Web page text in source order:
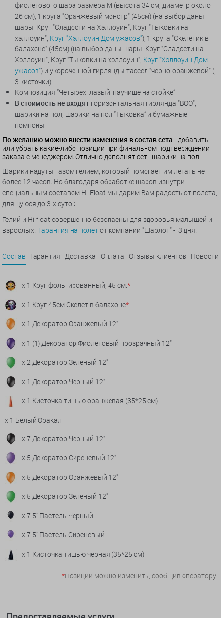
фиолетового шара размера M (высота 34 см, диаметр около
26 см), 1 круга "Оранжевый монстр" (45см) (на выбор даны
шары Круг "Сладости на Хэллоуин", Круг "Тыковки на
хэллоуин", Круг "Хэллоуин Дом ужасов"), 1 круга "Скелетик в
балахоне" (45см) (на выбор даны шары Круг "Сладости на
Хэллоуин", Круг "Тыковки на хэллоуин", Круг "Хэллоуин Дом
ужасов") и укороченной гирлянды тассел "черно-оранжевой" (
3 кисточки)
Композиция “Четырехглазый паучище на стойке”
В стоимость не входят горизонтальная гирлянда "BOO",
шарики на пол, шарики на пол “Тыковка” и бумажные
помпоны
По желанию можно внести изменения в состав сета - добавить
или убрать какие-либо позиции при финальном подтверждении
заказа с менеджером. Отлично дополнят сет - шарики на пол
Шарики надуты газом гелием, который помогает им летать не
более 12 часов. Но благодаря обработке шаров изнутри
специальным составом Hi-Float мы дарим Вам радость от полета,
длящуюся до 3-х суток.
Гелий и Hi-float совершенно безопасны для здоровья малышей и
взрослых. Гарантия на полетот компании "Шарлот" - 3 дня.
Состав Гарантия Доставка Оплата Отзывы клиентов Новости
x 1 Круг фольгированный, 45 см.*
x 1 Круг 45см Скелет в балахоне*
x 1 Декоратор Оранжевый 12"
x 1 (1) Декоратор Фиолетовый прозрачный 12"
x 2 Декоратор Зеленый 12"
x 1 Декоратор Черный 12"
x 1 Кисточка тишью оранжевая (35*25 см)
x 1 Белый Оракал
x 7 Декоратор Черный 12"
x 5 Декоратор Сиреневый 12"
x 5 Декоратор Оранжевый 12"
x 5 Декоратор Зеленый 12"
x 7 5" Пастель Черный
x 7 5" Пастель Сиреневый
x 1 Кисточка тишью черная (35*25 см)
*Позиции можно изменить, сообщив оператору